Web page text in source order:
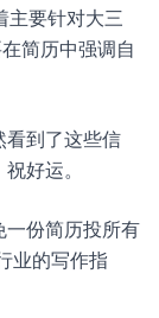
主要针对大三
简历中强调自
看到了这些信
好运。
一份简历投所有
业的写作指